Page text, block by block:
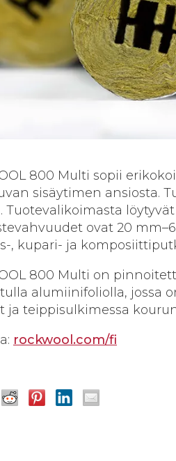
800 Multi sopii
sisäytimen ansiosta.
Tuotevalikoimasta
ovat 20
, kupari- ja
800 Multi on
alumiinifoliolla, jossa
ja teippisulkimessa
rockwool.com/fi